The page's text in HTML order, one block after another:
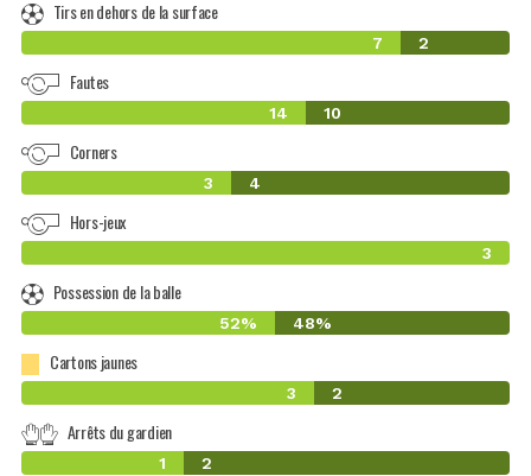
Tirs en dehors de la surface
7 2
Fautes
14 10
Corners
3 4
Hors-jeux
3
Possession de la balle
52% 48%
Cartons jaunes
3 2
Arrêts du gardien
1 2